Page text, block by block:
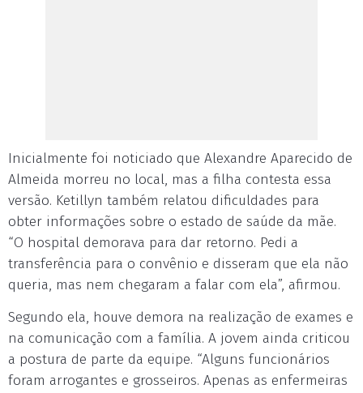
Inicialmente foi noticiado que Alexandre Aparecido de
Almeida morreu no local, mas a filha contesta essa
versão. Ketillyn também relatou dificuldades para
obter informações sobre o estado de saúde da mãe.
“O hospital demorava para dar retorno. Pedi a
transferência para o convênio e disseram que ela não
queria, mas nem chegaram a falar com ela”, afirmou.
Segundo ela, houve demora na realização de exames e
na comunicação com a família. A jovem ainda criticou
a postura de parte da equipe. “Alguns funcionários
foram arrogantes e grosseiros. Apenas as enfermeiras